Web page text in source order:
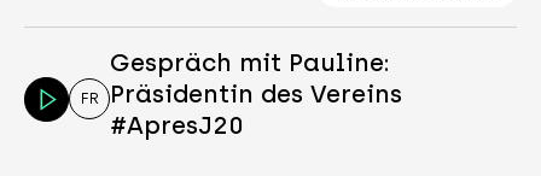
FR
Gespräch mit Pauline:
Präsidentin des Vereins
#ApresJ20